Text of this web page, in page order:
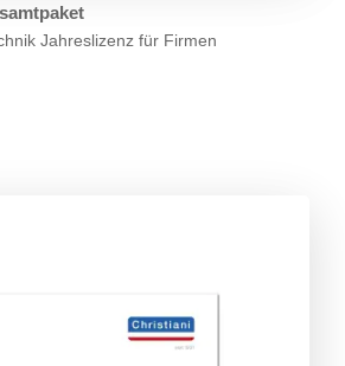
Jahreslizenz für Firmen